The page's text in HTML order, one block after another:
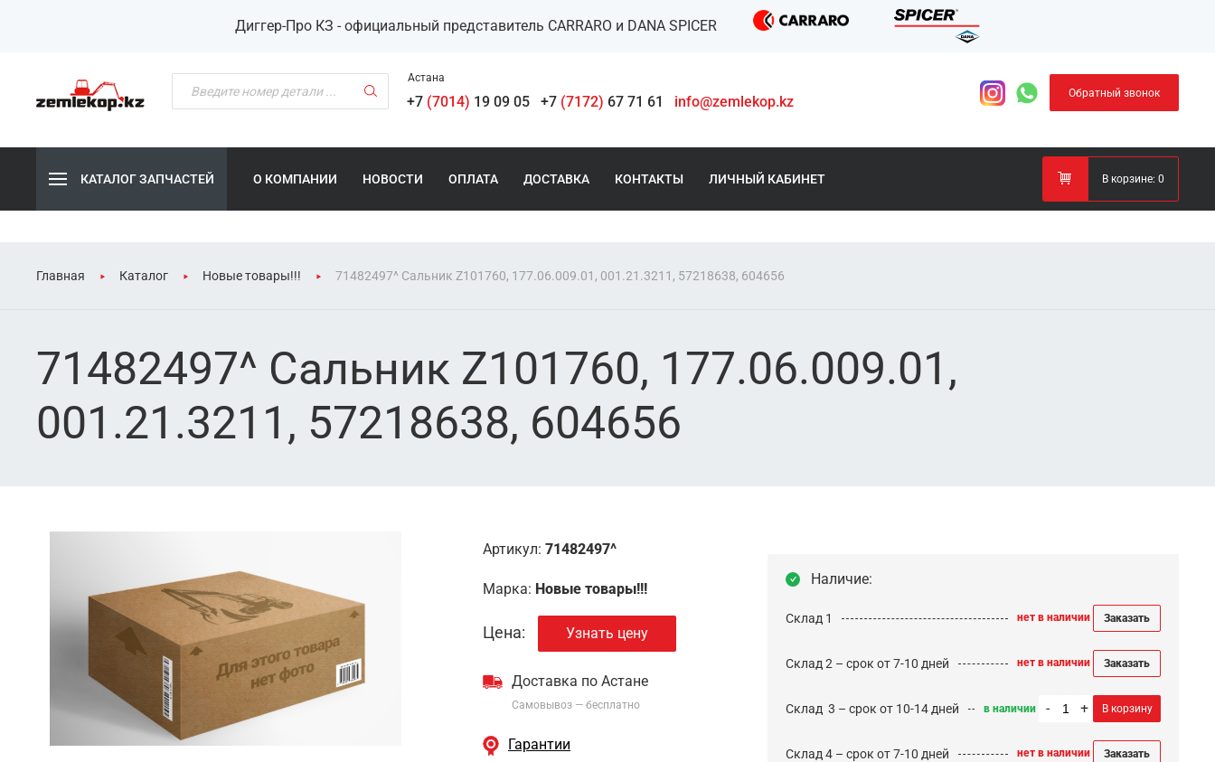
Диггер-Про КЗ - официальный представитель CARRARO и DANA SPICER
Астана
+7 (7014) 19 09 05 +7 (7172) 67 71 61 info@zemlekop.kz Обратный звонок
КАТАЛОГ ЗАПЧАСТЕЙ О КОМПАНИИ НОВОСТИ ОПЛАТА ДОСТАВКА КОНТАКТЫ ЛИЧНЫЙ КАБИНЕТ В корзине: 0
Главная Каталог Новые товары!!! 71482497^ Сальник Z101760, 177.06.009.01, 001.21.3211, 57218638, 604656
71482497^ Сальник Z101760, 177.06.009.01,
001.21.3211, 57218638, 604656
Артикул: 71482497^
Марка: Новые товары!!!
Цена: Узнать цену
Доставка по Астане
Самовывоз — бесплатно
Гарантии
Наличие:
Склад 1 нет в наличии Заказать
Склад 2 – срок от 7-10 дней нет в наличии Заказать
Cклад 3 – срок от 10-14 дней в наличии - + В корзину
Склад 4 – срок от 7-10 дней нет в наличии Заказать